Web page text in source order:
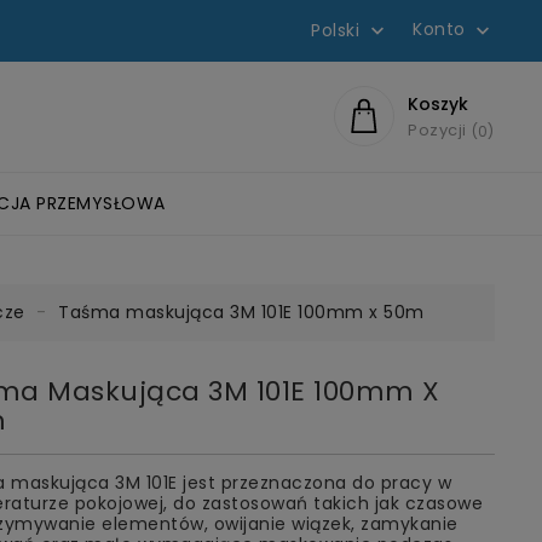
Polski  Konto 
Koszyk
Pozycji 0
PRZEMYSŁOWA
Taśma maskująca 3M 101E 100mm x 50m
Maskująca 3M 101E 100mm X
maskująca 3M 101E jest przeznaczona do pracy w
pokojowej, do zastosowań takich jak czasowe
elementów, owijanie wiązek, zamykanie